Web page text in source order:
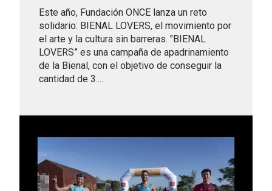
Este año, Fundación ONCE lanza un reto
solidario: BIENAL LOVERS, el movimiento por
el arte y la cultura sin barreras. "BIENAL
LOVERS” es una campaña de apadrinamiento
de la Bienal, con el objetivo de conseguir la
cantidad de 3....